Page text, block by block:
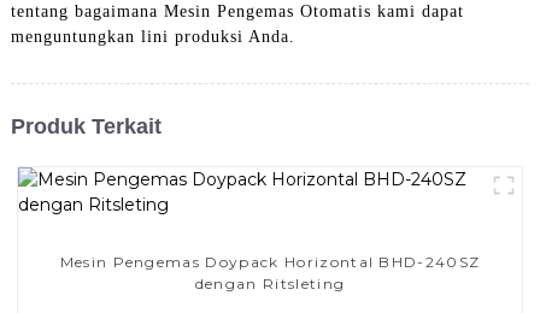
tentang bagaimana Mesin Pengemas Otomatis kami dapat
menguntungkan lini produksi Anda.
Produk Terkait
Mesin Pengemas Doypack Horizontal BHD-240SZ
dengan Ritsleting